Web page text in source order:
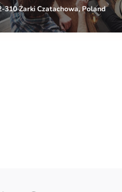
310 Żarki Czatachowa, Poland